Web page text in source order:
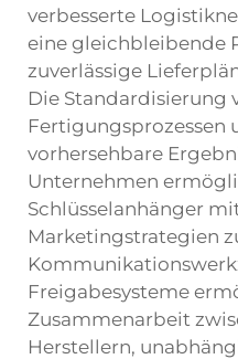
verbesserte
eine gleichbleibende
zuverlässige
Die Standardisierung
Fertigungsprozessen
vorhersehbare
Unternehmen
Schlüsselanhänger
Marketingstrategien
Freigabesysteme
Zusammenarbeit
Herstellern,